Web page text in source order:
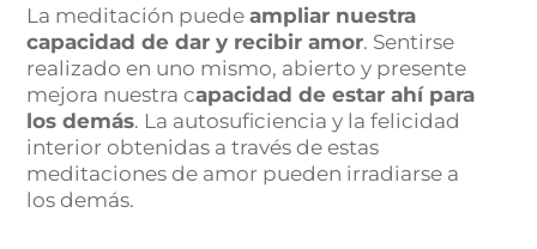
La meditación puedeampliar nuestra
capacidad de dar y recibir amor. Sentirse
realizado en uno mismo, abierto y presente
mejora nuestra capacidad de estar ahí para
los demás. La autosuficiencia y la felicidad
interior obtenidas a través de estas
meditaciones de amor pueden irradiarse a
los demás.